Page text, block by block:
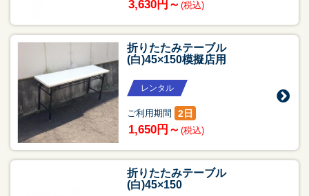
3,630円～ (税込)
折りたたみテーブル
(白)45×150模擬店用
レンタル
ご利用期間 2日
1,650円～ (税込)
折りたたみテーブル
(白)45×150